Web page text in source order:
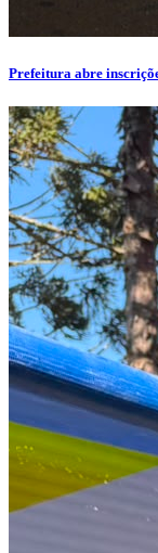
Prefeitura abre